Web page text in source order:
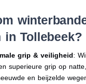
in Tollebeek?
grip & veiligheid:
superieure grip op natte,
en beijzelde